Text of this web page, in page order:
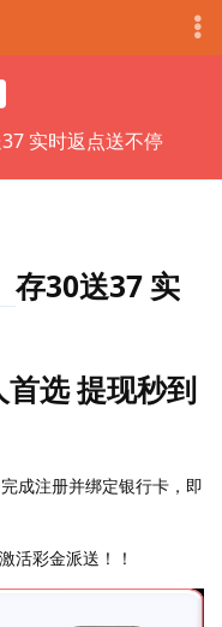
实时返点送不停
存30送37 实
选 提现秒到
成注册并绑定银行卡，即
活彩金派送！！